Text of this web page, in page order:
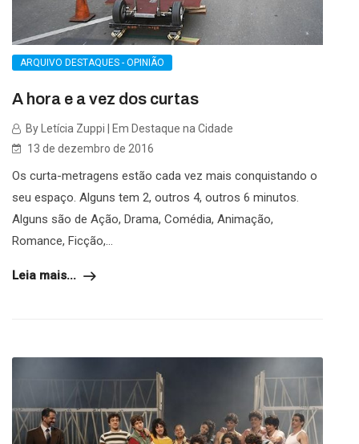
ARQUIVO DESTAQUES - OPINIÃO
A hora e a vez dos curtas
By Letícia Zuppi | Em Destaque na Cidade
13 de dezembro de 2016
Os curta-metragens estão cada vez mais conquistando o
seu espaço. Alguns tem 2, outros 4, outros 6 minutos.
Alguns são de Ação, Drama, Comédia, Animação,
Romance, Ficção,...
Leia mais...